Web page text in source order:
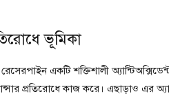
ভূমিকা
একটি শক্তিশালী
প্রতিরোধে কাজ করে। এছাড়াও এর